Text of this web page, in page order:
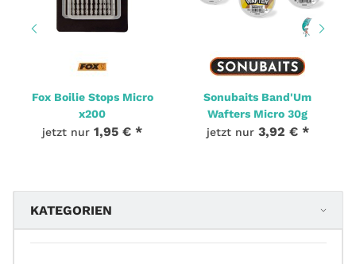
Fox Boilie Stops Micro
x200
jetzt nur 1,95 € *
Sonubaits Band'Um
Wafters Micro 30g
jetzt nur 3,92 € *
KATEGORIEN